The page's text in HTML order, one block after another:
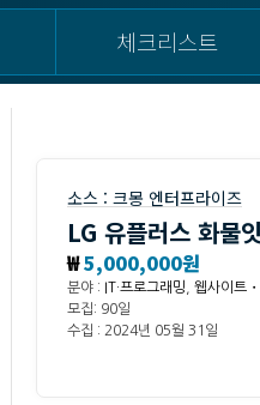
체크리스트
소스 : 크몽 엔터프라이즈
LG 유플러스 화물
₩5,000,000원
분야 : IT·프로그래밍
웹사이트
모집: 90일
수집 : 2024년 05월 31일